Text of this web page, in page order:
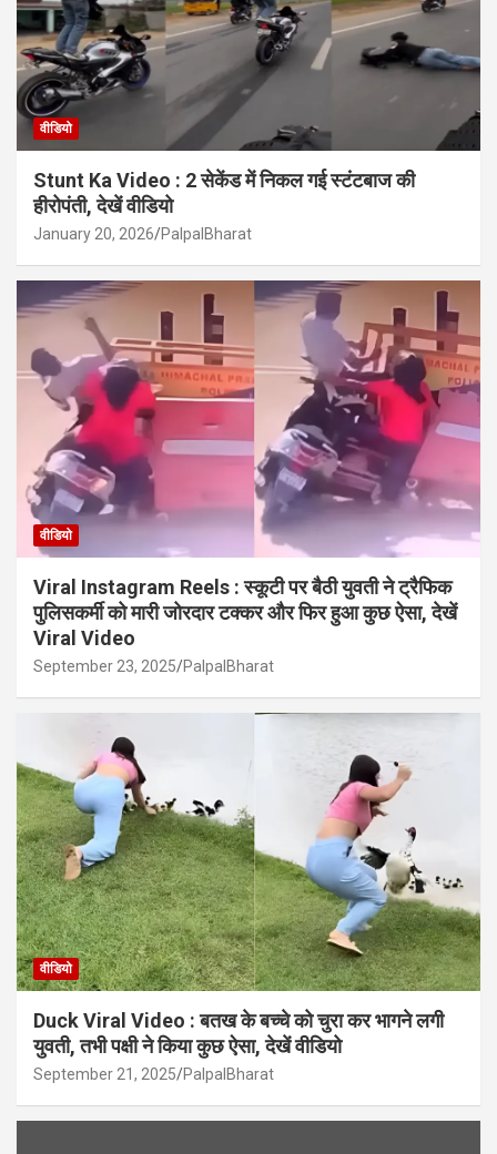
वीडियो
Stunt Ka Video : 2 सेकेंड में निकल गई स्टंटबाज की
हीरोपंती, देखें वीडियो
January 20, 2026 PalpalBharat
वीडियो
Viral Instagram Reels : स्कूटी पर बैठी युवती ने ट्रैफिक
पुलिसकर्मी को मारी जोरदार टक्कर और फिर हुआ कुछ ऐसा, देखें
Viral Video
September 23, 2025 PalpalBharat
वीडियो
Duck Viral Video : बतख के बच्चे को चुरा कर भागने लगी
युवती, तभी पक्षी ने किया कुछ ऐसा, देखें वीडियो
September 21, 2025 PalpalBharat